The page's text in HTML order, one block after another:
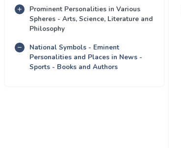
Prominent Personalities in Various
Spheres - Arts, Science, Literature and
Philosophy
National Symbols - Eminent
Personalities and Places in News -
Sports - Books and Authors